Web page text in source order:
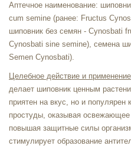
Аптечное наименование:
cum semine (ранее: Fructus
шиповник без семян - Cynosbati
Cynosbati sine semine), семена
Semen Cynosbati).
Целебное действие и
делает шиповник ценным
приятен на вкус, но и популярен
простуды, оказывая
повышая защитные силы
стимулирует образование